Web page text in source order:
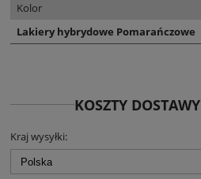
Kolor
Lakiery hybrydowe Pomarańczowe
KOSZTY DOSTAWY
Kraj wysyłki: